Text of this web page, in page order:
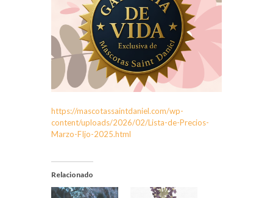
https://mascotassaintdaniel.com/wp-
content/uploads/2026/02/Lista-de-Precios-
Marzo-FIjo-2025.html
Relacionado